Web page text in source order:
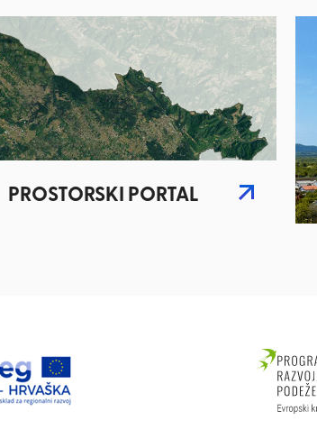
PROSTORSKI PORTAL